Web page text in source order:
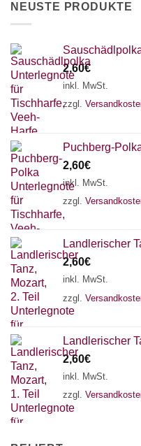
NEUSTE PRODUKTE
2,60€
inkl. MwSt.
zzgl.
Puchberg-
2,60€
inkl. MwSt.
zzgl.
Landlerischer
2,60€
inkl. MwSt.
zzgl.
Landlerischer
2,60€
inkl. MwSt.
zzgl.